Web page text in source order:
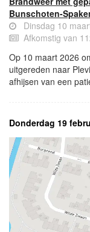
Bunschoten-
Dinsdag 10
Afkomstig van
Op 10 maart 2026
uitgereden naar
afhijsen van een
Donderdag 19